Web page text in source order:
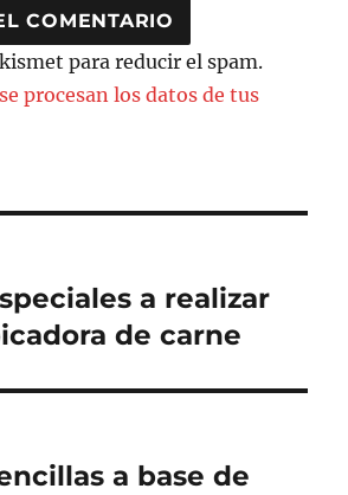
para reducir el spam.
procesan los datos de tus
a realizar
de carne
a base de